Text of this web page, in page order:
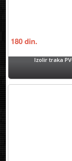
180din.
Izolir traka